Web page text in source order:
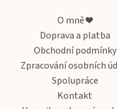
O mně ❤️
Doprava a platba
Obchodní podmínky
Zpracování osobních
Spolupráce
Kontakt